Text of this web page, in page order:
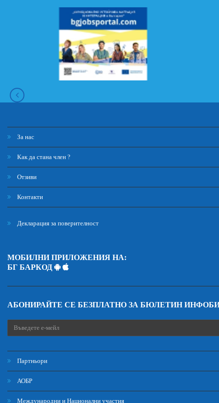
За нас
Как да стана член ?
Отзиви
Контакти
Декларация за поверителност
МОБИЛНИ ПРИЛОЖЕНИЯ НА:
БГ БАРКОД
АБОНИРАЙТЕ СЕ БЕЗПЛАТНО ЗА БЮЛЕТИН
Партньори
АОБР
Международни и Национални участия